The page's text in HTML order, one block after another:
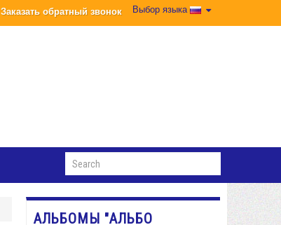
Выбор языка
Заказать обратный звонок
АЛЬБОМЫ "АЛЬБО